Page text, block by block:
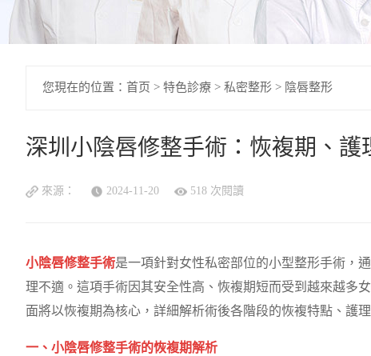
您現在的位置： 首页 > 特色診療 > 私密整形 > 陰唇整形
深圳小陰唇修整手術：恢複期、護
來源： 2024-11-20 518 次閱讀
小陰唇修整手術是一項針對女性私密部位的小型整形手術，
理不適。這項手術因其安全性高、恢複期短而受到越來越多
面將以恢複期為核心，詳細解析術後各階段的恢複特點、護
一、小陰唇修整手術的恢複期解析